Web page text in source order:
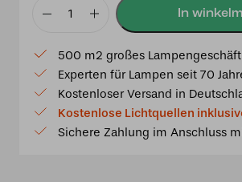
Tiffany
Art
Deco
Menge
500 m2 großes
Experten für Lampen seit 70
Kostenloser Versand in
Kostenlose Lichtquellen
Sichere Zahlung im Anschluss